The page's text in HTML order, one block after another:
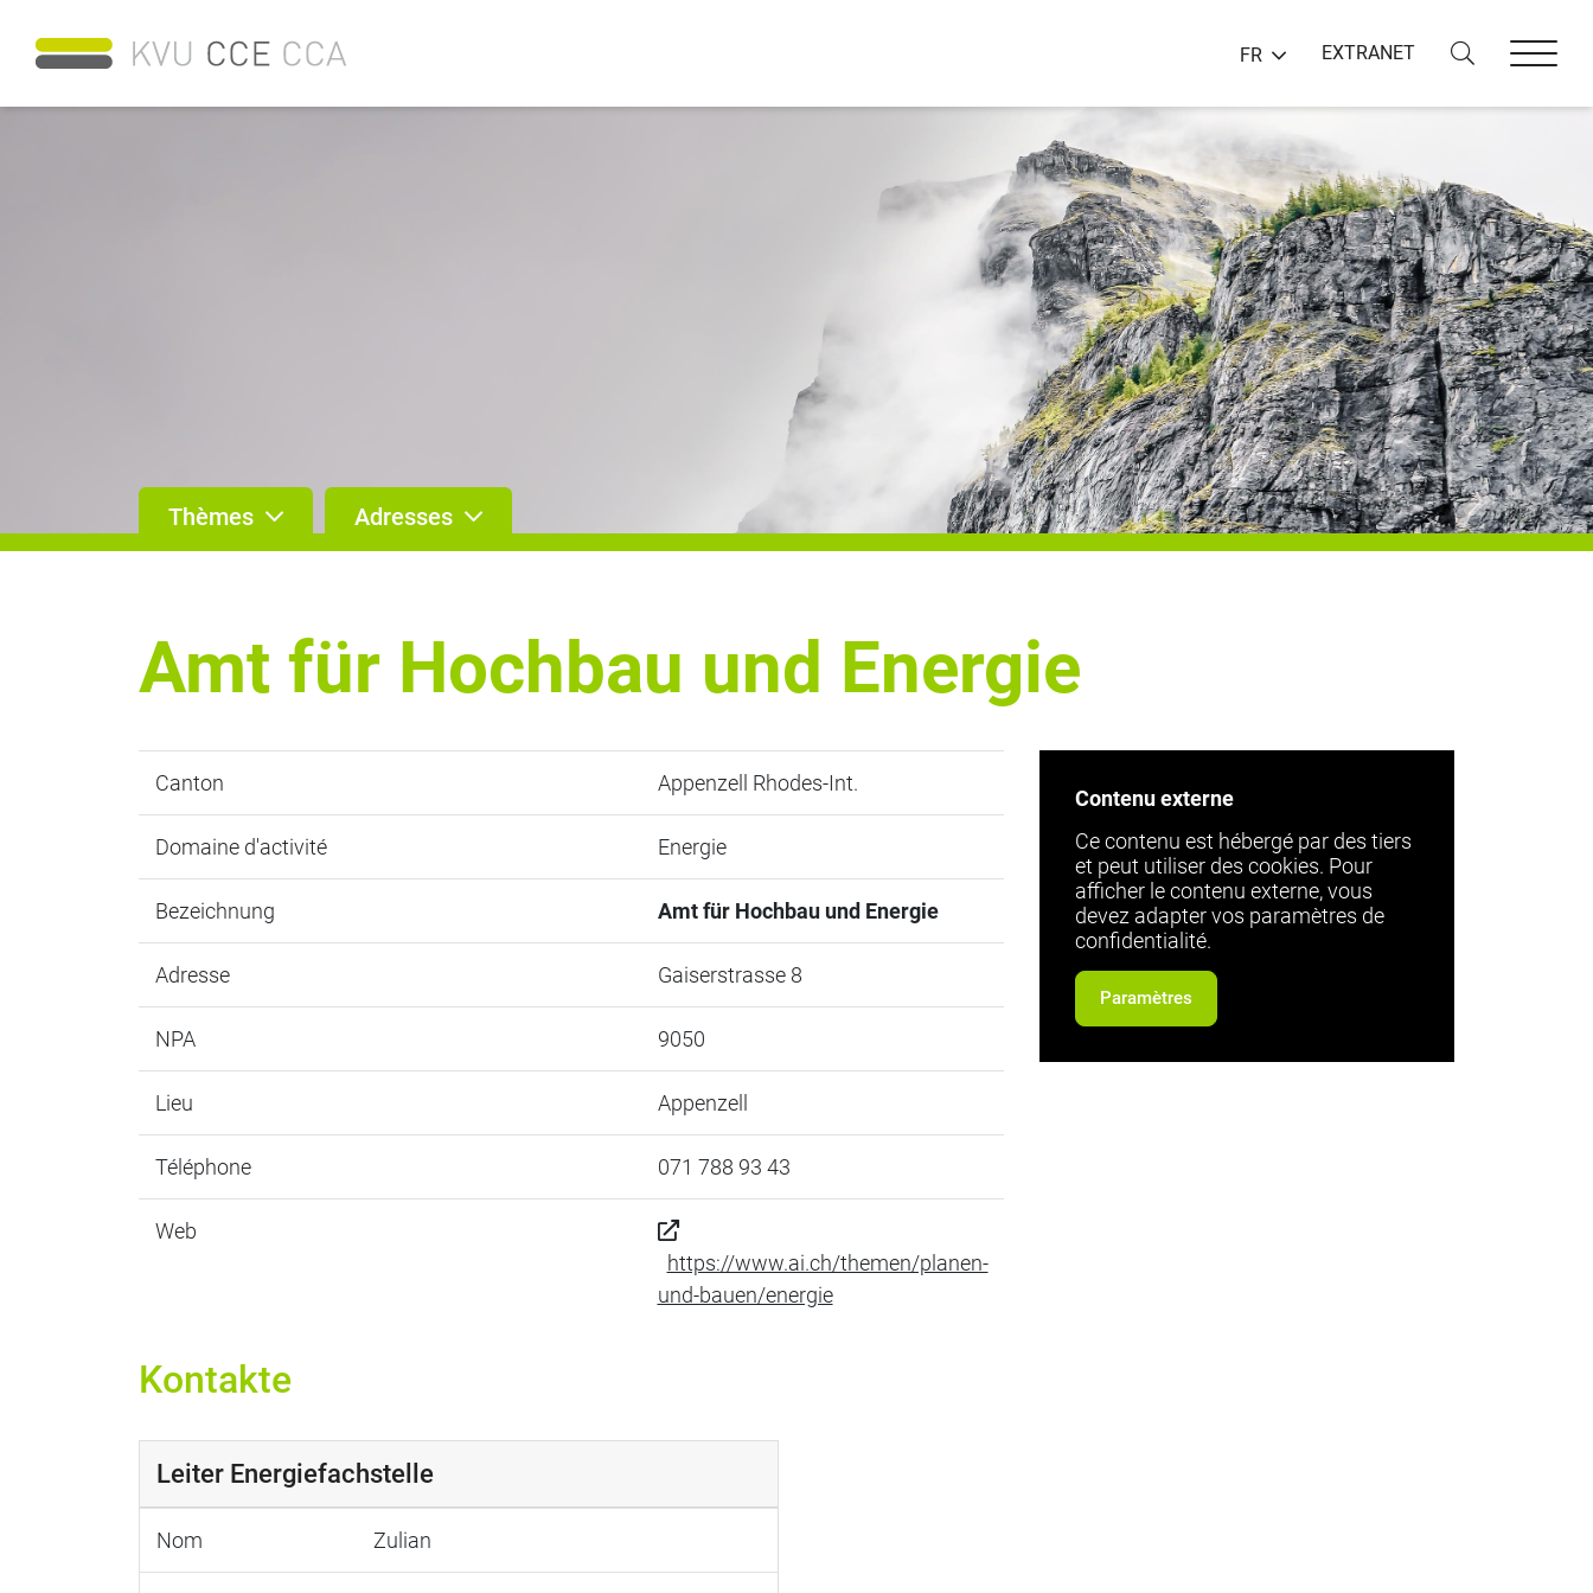
FR EXTRANET
Thèmes Adresses
Amt für Hochbau und Energie
Canton Appenzell Rhodes-Int.
Domaine d'activité Energie
Bezeichnung Amt für Hochbau und Energie
Adresse Gaiserstrasse 8
NPA 9050
Lieu Appenzell
Téléphone 071 788 93 43
Web
https://www.ai.ch/themen/planen-
und-bauen/energie
Contenu externe
Ce contenu est hébergé par des tiers
et peut utiliser des cookies. Pour
afficher le contenu externe, vous
devez adapter vos paramètres de
confidentialité.
Paramètres
Kontakte
Leiter Energiefachstelle
Nom Zulian